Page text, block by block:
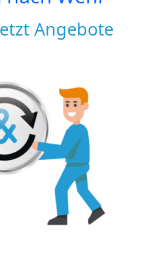
Angebote